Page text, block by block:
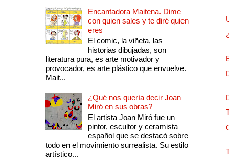
Encantadora Maitena. Dime
con quien sales y te diré quien
eres
El comic, la viñeta, las
historias dibujadas, son
literatura pura, es arte motivador y
provocador, es arte plástico que envuelve.
Mait...
¿Qué nos quería decir Joan
Miró en sus obras?
El artista Joan Miró fue un
pintor, escultor y ceramista
español que se destacó sobre
todo en el movimiento surrealista. Su estilo
artístico...